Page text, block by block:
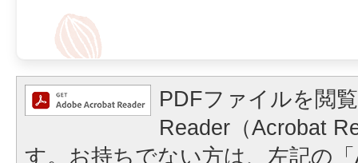
PDFファイルを閲
Reader（Acrobat
す。お持ちでない方は、左記の